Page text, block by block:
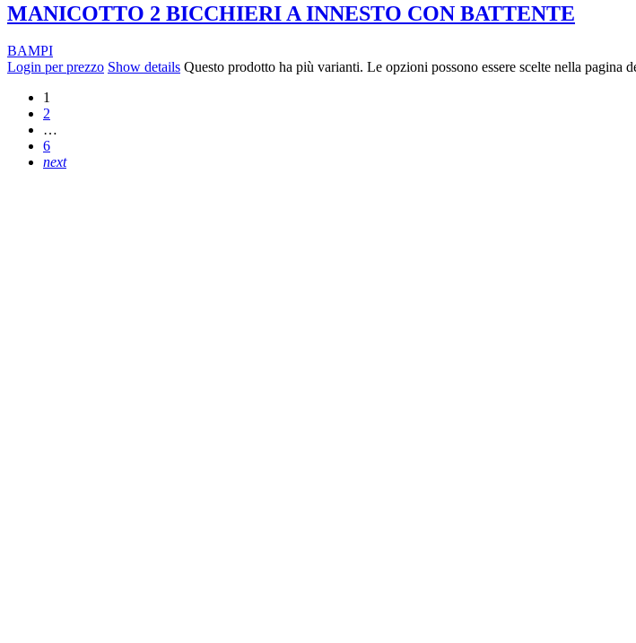
MANICOTTO 2 BICCHIERI A INNESTO CON BATTENTE
BAMPI
Login per prezzo Show details Questo prodotto ha più varianti. Le opzioni possono essere scelte nella pagina
1
2
…
6
next